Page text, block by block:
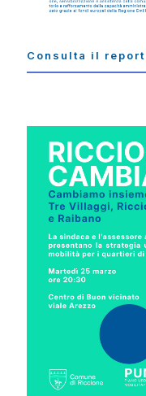
Consulta il